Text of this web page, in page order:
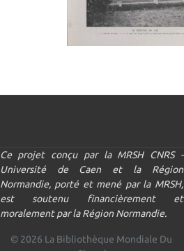
Ce projet conçu par la MRSH CNRS -
Université de Caen et la Région
Normandie, porté et mené par la MRSH,
est soutenu financièrement et
moralement par la Région Normandie.
© 2026 La Bibliothèque Mondiale Du